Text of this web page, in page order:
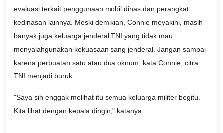
evaluasi terkait penggunaan mobil dinas dan perangkat
kedinasan lainnya. Meski demikian, Connie meyakini, masih
banyak juga keluarga jenderal TNI yang tidak mau
menyalahgunakan kekuasaan sang jenderal. Jangan sampai
karena perbuatan satu atau dua oknum, kata Connie, citra
TNI menjadi buruk.
"Saya sih enggak melihat itu semua keluarga militer begitu.
Kita lihat dengan kepala dingin," katanya.